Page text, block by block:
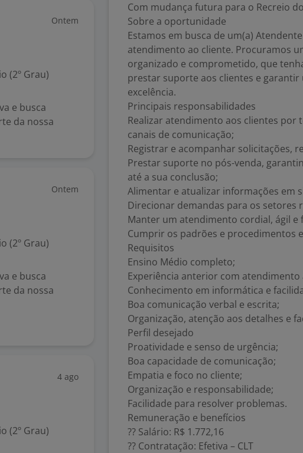
Ontem
(2º Grau)
e busca
da nossa
Ontem
(2º Grau)
e busca
da nossa
4 ago
(2º Grau)
Com mudança futura para o Recreio
Sobre a oportunidade
Estamos em busca de um(a)
atendimento ao cliente. Procuramos
organizado e comprometido, que
prestar suporte aos clientes e
excelência.
Principais responsabilidades
Realizar atendimento aos clientes por
canais de comunicação;
Registrar e acompanhar solicitações,
Prestar suporte no pós-venda,
até a sua conclusão;
Alimentar e atualizar informações em
Direcionar demandas para os setores
Manter um atendimento cordial, ágil e
Cumprir os padrões e procedimentos
Requisitos
Ensino Médio completo;
Experiência anterior com atendimento
Conhecimento em informática e
Boa comunicação verbal e escrita;
Organização, atenção aos detalhes e
Perfil desejado
Proatividade e senso de urgência;
Boa capacidade de comunicação;
Empatia e foco no cliente;
Organização e responsabilidade;
Facilidade para resolver problemas.
Remuneração e benefícios
?? Salário: R$ 1.772,16
?? Contratação: Efetiva – CLT